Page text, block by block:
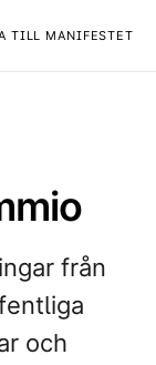
TILL MANIFESTET
från
och